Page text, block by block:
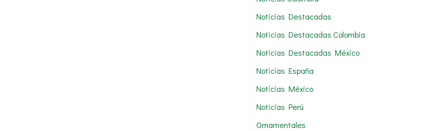
Noticias Destacadas
Noticias Destacadas Colombia
Noticias Destacadas México
Noticias España
Noticias México
Noticias Perú
Ornamentales